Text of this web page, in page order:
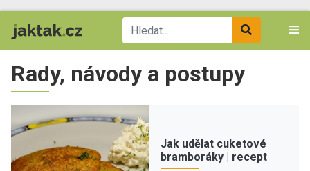
Rady, návody a postupy
Jak udělat cuketové
bramboráky | recept